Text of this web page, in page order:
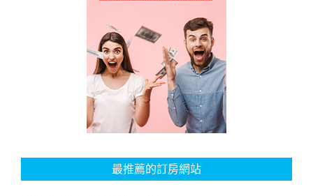
最推薦的訂房網站